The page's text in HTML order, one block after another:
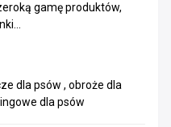
gamę produktów,
dla psów , obroże dla
dla psów